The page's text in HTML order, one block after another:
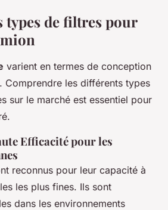
types de filtres pour
varient en termes de conception
Comprendre les différents types
sur le marché est essentiel pour
Efficacité pour les
reconnus pour leur capacité à
les plus fines. Ils sont
dans les environnements